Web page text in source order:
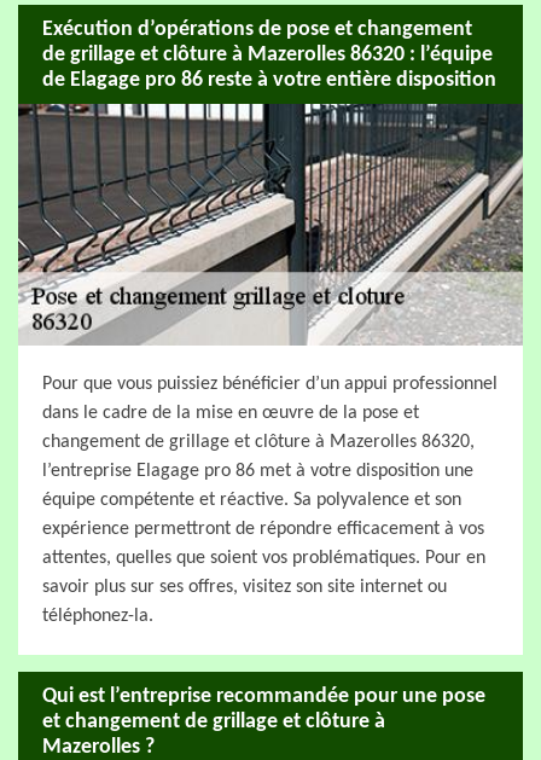
Exécution d’opérations de pose et changement
de grillage et clôture à Mazerolles 86320 : l’équipe
de Elagage pro 86 reste à votre entière disposition
Pour que vous puissiez bénéficier d’un appui professionnel
dans le cadre de la mise en œuvre de la pose et
changement de grillage et clôture à Mazerolles 86320,
l’entreprise Elagage pro 86 met à votre disposition une
équipe compétente et réactive. Sa polyvalence et son
expérience permettront de répondre efficacement à vos
attentes, quelles que soient vos problématiques. Pour en
savoir plus sur ses offres, visitez son site internet ou
téléphonez-la.
Qui est l’entreprise recommandée pour une pose
et changement de grillage et clôture à
Mazerolles ?